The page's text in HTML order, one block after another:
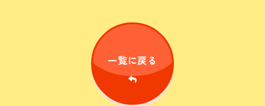
一覧に戻る